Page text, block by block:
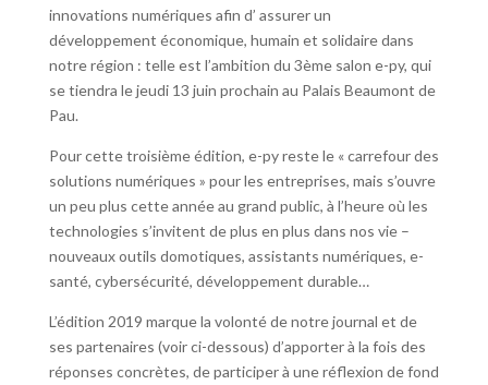
innovations numériques afin d’ assurer un
développement économique, humain et solidaire dans
notre région : telle est l’ambition du 3ème salon e-py, qui
se tiendra le jeudi 13 juin prochain au Palais Beaumont de
Pau.
Pour cette troisième édition, e-py reste le « carrefour des
solutions numériques » pour les entreprises, mais s’ouvre
un peu plus cette année au grand public, à l’heure où les
technologies s’invitent de plus en plus dans nos vie –
nouveaux outils domotiques, assistants numériques, e-
santé, cybersécurité, développement durable…
L’édition 2019 marque la volonté de notre journal et de
ses partenaires (voir ci-dessous) d’apporter à la fois des
réponses concrètes, de participer à une réflexion de fond